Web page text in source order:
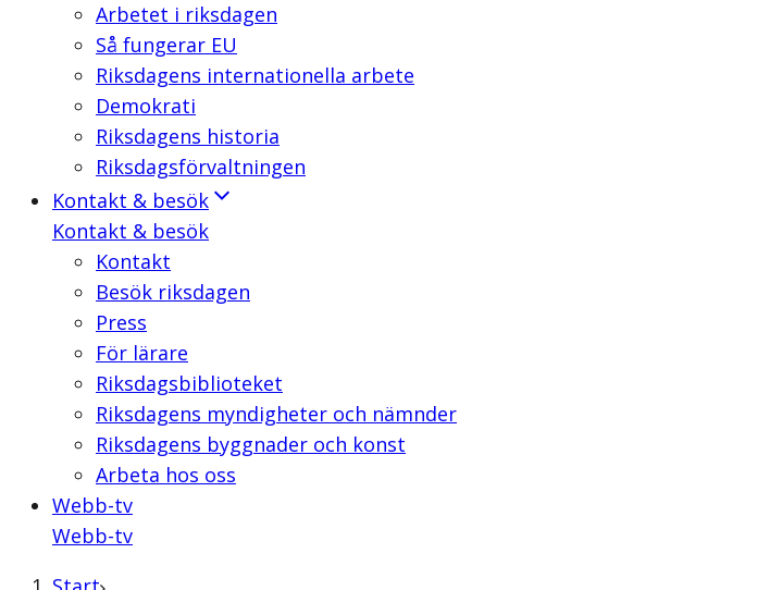
Arbetet i riksdagen
Så fungerar EU
Riksdagens internationella arbete
Demokrati
Riksdagens historia
Riksdagsförvaltningen
Kontakt & besök
Kontakt & besök
Kontakt
Besök riksdagen
Press
För lärare
Riksdagsbiblioteket
Riksdagens myndigheter och nämnder
Riksdagens byggnader och konst
Arbeta hos oss
Webb-tv
Webb-tv